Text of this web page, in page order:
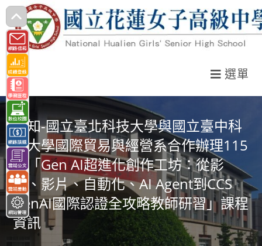
跳
轉
至
主
要
內
容
選單
轉知-國立臺北科技大學與國立臺中科
技大學國際貿易與經營系合作辦理115
年「Gen AI超進化創作工坊：從影
像、影片、自動化、AI Agent到CCS
GenAI國際認證全攻略教師研習」課程
資訊